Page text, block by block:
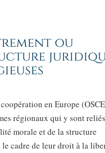
ou
en Europe
régionaux qui y sont
morale et de la structure
cadre de leur droit à la